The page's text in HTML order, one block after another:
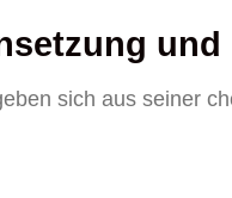
sich aus seiner